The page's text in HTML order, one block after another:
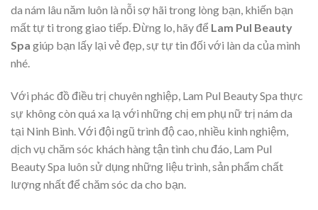
da nám lâu năm luôn là nỗi sợ hãi trong lòng bạn, khiến bạn
mất tự ti trong giao tiếp. Đừng lo, hãy để Lam Pul Beauty
Spa giúp bạn lấy lại vẻ đẹp, sự tự tin đối với làn da của mình
nhé.
Với phác đồ điều trị chuyên nghiệp, Lam Pul Beauty Spa thực
sự không còn quá xa lạ với những chị em phụ nữ trị nám da
tại Ninh Bình. Với đội ngũ trình độ cao, nhiều kinh nghiệm,
dịch vụ chăm sóc khách hàng tận tình chu đáo, Lam Pul
Beauty Spa luôn sử dụng những liệu trình, sản phẩm chất
lượng nhất để chăm sóc da cho bạn.